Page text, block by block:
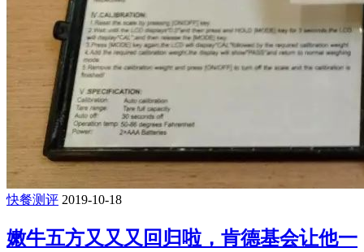
快餐测评 2019-10-18
嫩牛五方又又又回归啦，肯德基会让他一